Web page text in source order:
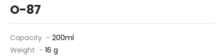
O-87
Capacity - 200ml
Weight - 16 g